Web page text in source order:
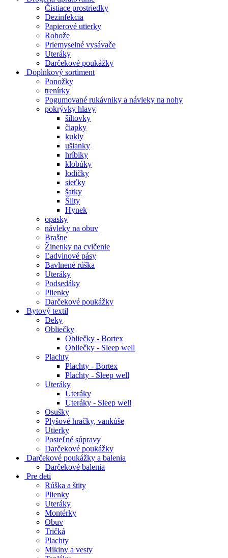
Čistiace prostriedky
Dezinfekcia
Papierové utierky
Rohože
Priemyselné vysávače
Uteráky
Darčekové poukážky
Doplnkový sortiment
Ponožky
trenírky
Pogumované rukávniky a návleky na nohy
pokrývky hlavy
šiltovky
čiapky
kukly
ušianky
hríbiky
klobúky
lodičky
sieťky
šatky
Šilty
Hynek
opasky
návleky na obuv
Brašne
Žinenky na cvičenie
Ľadvinové pásy
Bavlnené rúška
Uteráky
Podsedáky
Plienky
Darčekové poukážky
Bytový textil
Deky
Obliečky
Obliečky - Bortex
Obliečky - Sleep well
Plachty
Plachty - Bortex
Plachty - Sleep well
Uteráky
Uteráky
Uteráky - Sleep well
Osušky
Plyšové hračky, vankúše
Utierky
Posteľné súpravy
Darčekové poukážky
Darčekové poukážky a balenia
Darčekové balenia
Pre deti
Rúška a štity
Plienky
Uteráky
Montérky
Obuv
Tričká
Plachty
Mikiny a vesty